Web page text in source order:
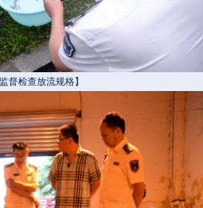
督检查放流规格】